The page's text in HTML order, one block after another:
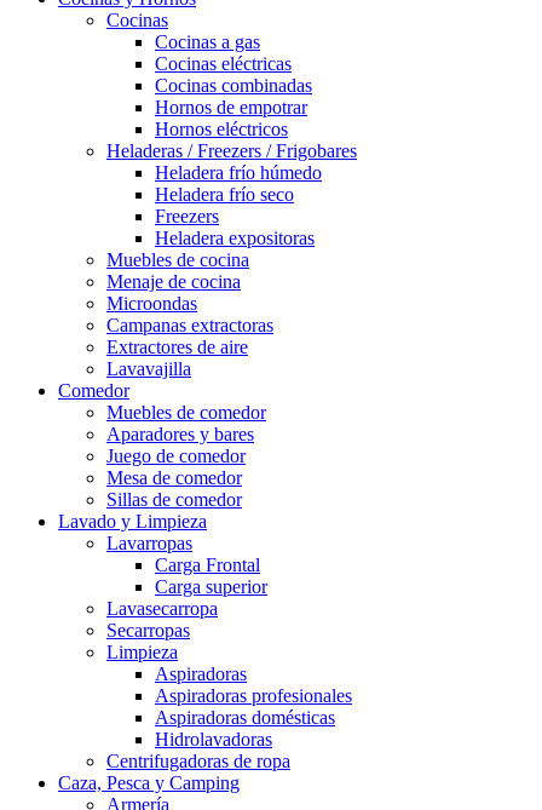
Cocinas
Cocinas a gas
Cocinas eléctricas
Cocinas combinadas
Hornos de empotrar
Hornos eléctricos
Heladeras / Freezers / Frigobares
Heladera frío húmedo
Heladera frío seco
Freezers
Heladera expositoras
Muebles de cocina
Menaje de cocina
Microondas
Campanas extractoras
Extractores de aire
Lavavajilla
Comedor
Muebles de comedor
Aparadores y bares
Juego de comedor
Mesa de comedor
Sillas de comedor
Lavado y Limpieza
Lavarropas
Carga Frontal
Carga superior
Lavasecarropa
Secarropas
Limpieza
Aspiradoras
Aspiradoras profesionales
Aspiradoras domésticas
Hidrolavadoras
Centrifugadoras de ropa
Caza, Pesca y Camping
Armería